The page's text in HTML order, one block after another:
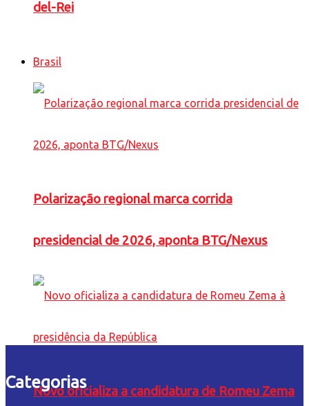
del-Rei
Brasil
Polarização regional marca corrida
presidencial de 2026, aponta BTG/Nexus
Novo oficializa a candidatura de Romeu Zema
Categorias